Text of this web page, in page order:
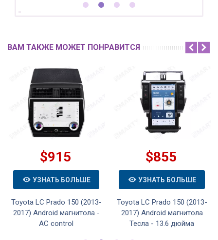
ВАМ ТАКЖЕ МОЖЕТ ПОНРАВИТСЯ
$915
УЗНАТЬ БОЛЬШЕ
Toyota LC Prado 150 (2013-
2017) Android магнитола -
AC control
$855
УЗНАТЬ БОЛЬШЕ
Toyota LC Prado 150 (2013-
2017) Android магнитола
Тесла - 13.6 дюйма